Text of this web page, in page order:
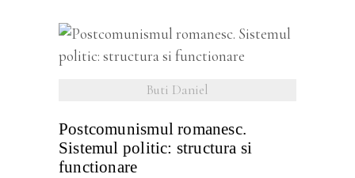
Buti Daniel
vezi detalii
Postcomunismul romanesc.
Sistemul politic: structura si
functionare